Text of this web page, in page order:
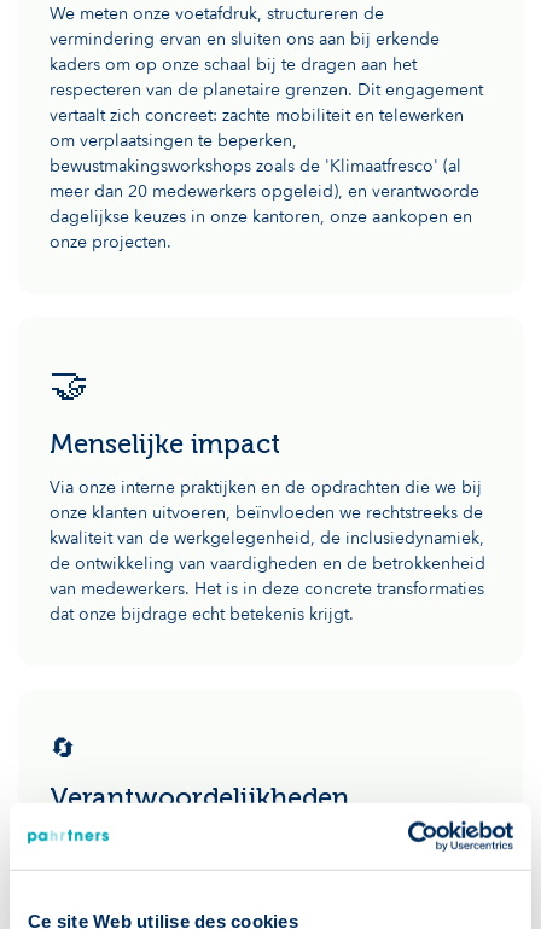
Ce site Web utilise des cookies
We meten onze voetafdruk, structureren de
vermindering ervan en sluiten ons aan bij erkende
kaders om op onze schaal bij te dragen aan het
respecteren van de planetaire grenzen. Dit engagement
vertaalt zich concreet: zachte mobiliteit en telewerken
om verplaatsingen te beperken,
bewustmakingsworkshops zoals de 'Klimaatfresco' (al
meer dan 20 medewerkers opgeleid), en verantwoorde
dagelijkse keuzes in onze kantoren, onze aankopen en
onze projecten.
🤝
Menselijke impact
Via onze interne praktijken en de opdrachten die we bij
onze klanten uitvoeren, beïnvloeden we rechtstreeks de
kwaliteit van de werkgelegenheid, de inclusiedynamiek,
de ontwikkeling van vaardigheden en de betrokkenheid
van medewerkers. Het is in deze concrete transformaties
dat onze bijdrage echt betekenis krijgt.
🔄
Verantwoordelijkheden
Door organisaties te begeleiden, beperken we ons niet
tot punctuele interventies: we helpen hun praktijken, hun
ontwikkelen. Elke opdracht wordt zo een hefboom voor